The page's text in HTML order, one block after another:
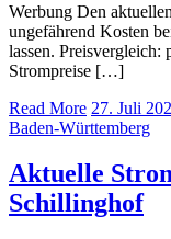
Werbung Den
ungefährend Kosten
lassen.
Strompreise […]
Read More 27. Juli
Baden-Württemberg
Aktuelle
Schillinghof